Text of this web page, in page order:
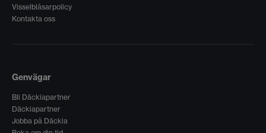
Visselblåsarpolicy
Kontakta oss
Genvägar
Bli Däckiapartner
Däckiapartner
Jobba på Däckia